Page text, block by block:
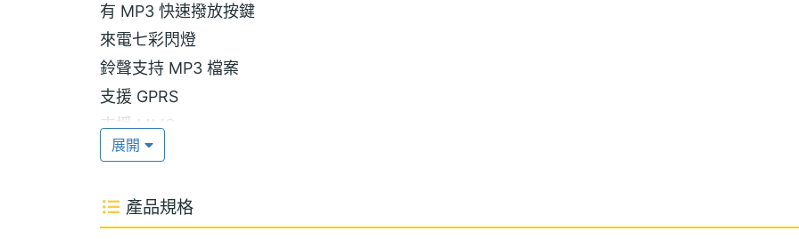
有 MP3 快速撥放按鍵
來電七彩閃燈
鈴聲支持 MP3 檔案
支援 GPRS
支援 MMS
支援來電大頭貼
展開
產品規格